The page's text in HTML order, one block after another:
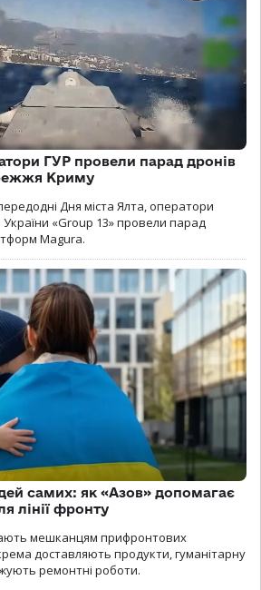
ГУР провели парад дронів
Криму
Дня міста Ялта, оператори
«Group 13» провели парад
Magura.
самих: як «Азов» допомагає
лінії фронту
мешканцям прифронтових
доставляють продукти, гуманітарну
ремонтні роботи.